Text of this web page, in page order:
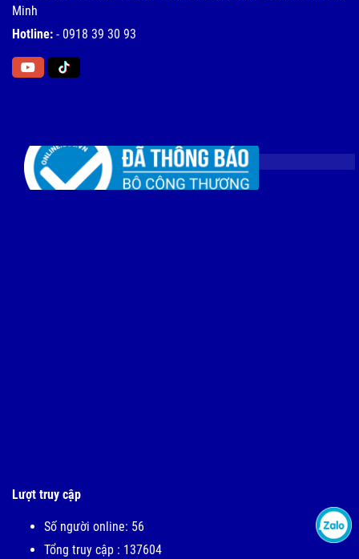
Minh
Hotline: - 0918 39 30 93
Lượt truy cập
Số người online: 56
Tổng truy cập : 137604